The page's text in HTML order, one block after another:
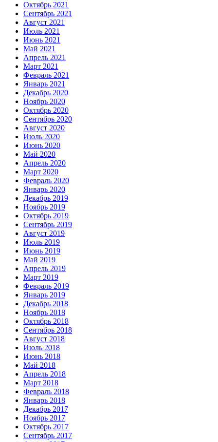
Октябрь 2021
Сентябрь 2021
Август 2021
Июль 2021
Июнь 2021
Май 2021
Апрель 2021
Март 2021
Февраль 2021
Январь 2021
Декабрь 2020
Ноябрь 2020
Октябрь 2020
Сентябрь 2020
Август 2020
Июль 2020
Июнь 2020
Май 2020
Апрель 2020
Март 2020
Февраль 2020
Январь 2020
Декабрь 2019
Ноябрь 2019
Октябрь 2019
Сентябрь 2019
Август 2019
Июль 2019
Июнь 2019
Май 2019
Апрель 2019
Март 2019
Февраль 2019
Январь 2019
Декабрь 2018
Ноябрь 2018
Октябрь 2018
Сентябрь 2018
Август 2018
Июль 2018
Июнь 2018
Май 2018
Апрель 2018
Март 2018
Февраль 2018
Январь 2018
Декабрь 2017
Ноябрь 2017
Октябрь 2017
Сентябрь 2017